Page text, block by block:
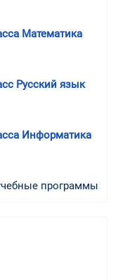
Математика
Русский язык
Информатика
программы